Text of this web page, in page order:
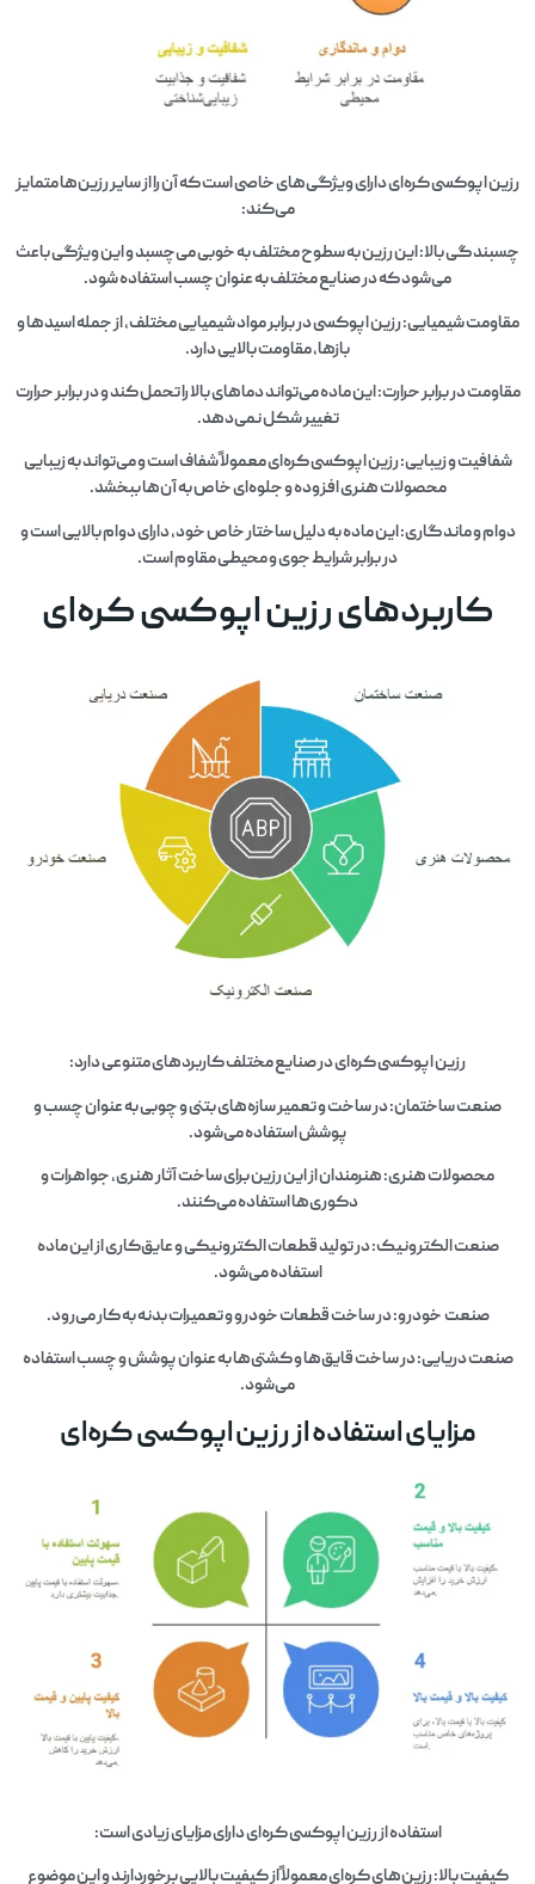
رزین اپوکسی کره‌ای دارای ویژگی‌های خاصی است که آن را از سایر رزین‌ها متمایز
می‌کند:
چسبندگی بالا: این رزین به سطوح مختلف به خوبی می‌چسبد و این ویژگی باعث
می‌شود که در صنایع مختلف به عنوان چسب استفاده شود.
مقاومت شیمیایی: رزین اپوکسی در برابر مواد شیمیایی مختلف، از جمله اسیدها و
بازها، مقاومت بالایی دارد.
مقاومت در برابر حرارت: این ماده می‌تواند دماهای بالا را تحمل کند و در برابر حرارت
تغییر شکل نمی‌دهد.
شفافیت و زیبایی: رزین اپوکسی کره‌ای معمولاً شفاف است و می‌تواند به زیبایی
محصولات هنری افزوده و جلوه‌ای خاص به آن‌ها ببخشد.
دوام و ماندگاری: این ماده به دلیل ساختار خاص خود، دارای دوام بالایی است و
در برابر شرایط جوی و محیطی مقاوم است.
کاربردهای رزین اپوکسی کره‌ای
رزین اپوکسی کره‌ای در صنایع مختلف کاربردهای متنوعی دارد:
صنعت ساختمان: در ساخت و تعمیر سازه‌های بتنی و چوبی به عنوان چسب و
پوشش استفاده می‌شود.
محصولات هنری: هنرمندان از این رزین برای ساخت آثار هنری، جواهرات و
دکوری‌ها استفاده می‌کنند.
صنعت الکترونیک: در تولید قطعات الکترونیکی و عایق‌کاری از این ماده
استفاده می‌شود.
صنعت خودرو: در ساخت قطعات خودرو و تعمیرات بدنه به کار می‌رود.
صنعت دریایی: در ساخت قایق‌ها و کشتی‌ها به عنوان پوشش و چسب استفاده
می‌شود.
مزایای استفاده از رزین اپوکسی کره‌ای
استفاده از رزین اپوکسی کره‌ای دارای مزایای زیادی است:
کیفیت بالا: رزین‌های کره‌ای معمولاً از کیفیت بالایی برخوردارند و این موضوع